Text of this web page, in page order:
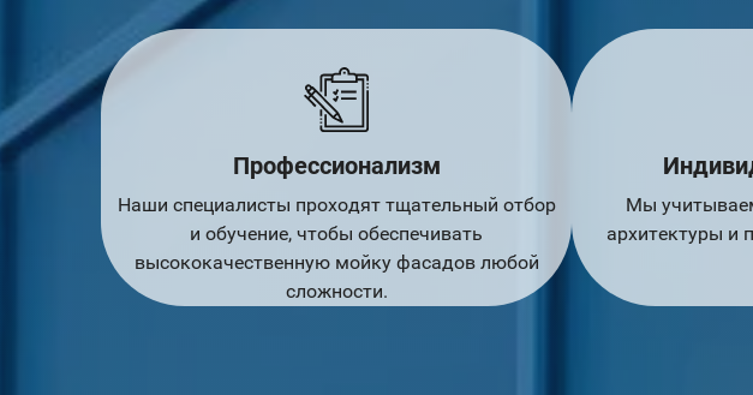
Профессионализм
Наши специалисты проходят тщательный отбор
и обучение, чтобы обеспечивать
высококачественную мойку фасадов любой
сложности.
Мы
архитектуры и